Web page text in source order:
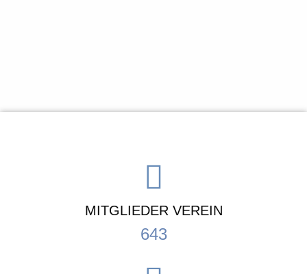
MITGLIEDER VEREIN
643